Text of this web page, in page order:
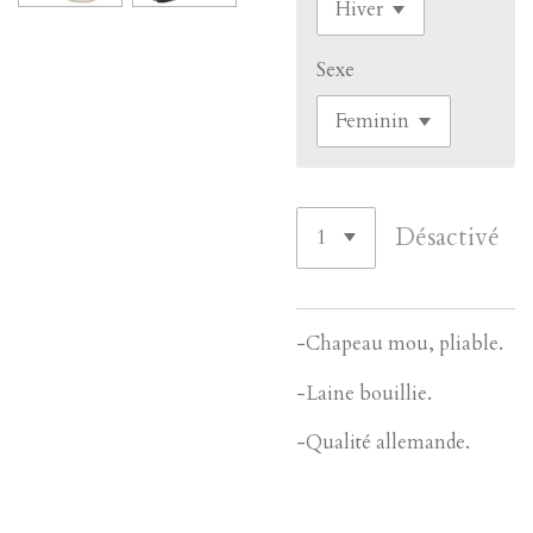
Sexe
Désactivé
-Chapeau mou, pliable.
-Laine bouillie.
-Qualité allemande.